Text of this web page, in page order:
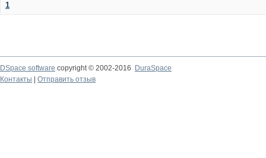
1
DSpace software copyright © 2002-2016
DuraSpace
Контакты
Отправить отзыв